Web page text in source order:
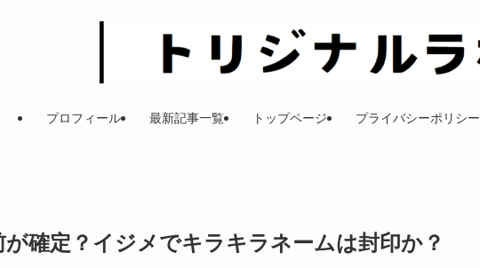
プロフィール 最新記事一覧 トップページ プライバシーポリシー
確定？イジメでキラキラネームは封印か？